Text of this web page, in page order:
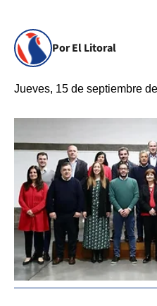
Por El Litoral
Jueves, 15 de septiembre